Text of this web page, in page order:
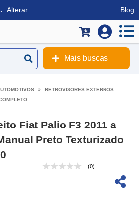
Alterar Blog
Mais buscas
RETROVISORES EXTERNOS
Fiat Palio F3 2011 a
Preto Texturizado
(0)